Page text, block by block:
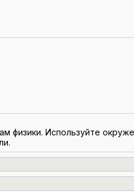
физики. Используйте